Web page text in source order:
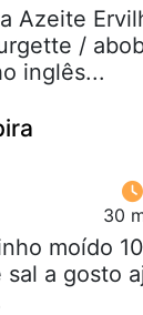
Azeite
/
inglês...
30
moído
sal a gosto